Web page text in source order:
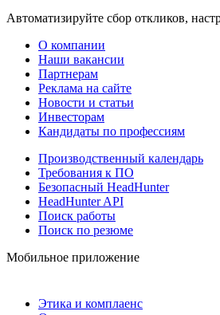
Автоматизируйте сбор откликов,
О компании
Наши вакансии
Партнерам
Реклама на сайте
Новости и статьи
Инвесторам
Кандидаты по профессиям
Производственный календарь
Требования к ПО
Безопасный HeadHunter
HeadHunter API
Поиск работы
Поиск по резюме
Мобильное приложение
Этика и комплаенс